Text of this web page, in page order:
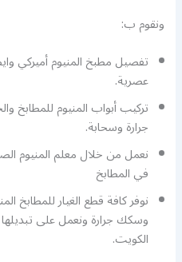
ونقوم ب:
تفصيل مطبخ المنيوم أميركي
عصرية.
تركيب أبواب المنيوم للمطابخ
جرارة وسحابة.
نعمل من خلال معلم المنيوم
في المطابخ
نوفر كافة قطع الغيار
وسكك جرارة ونعمل على
الكويت.